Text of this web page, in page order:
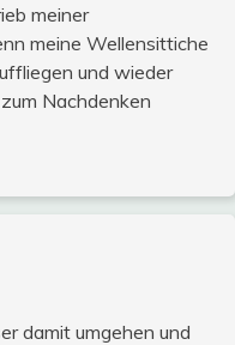
meiner
meine Wellensittiche
und wieder
Nachdenken
damit umgehen und